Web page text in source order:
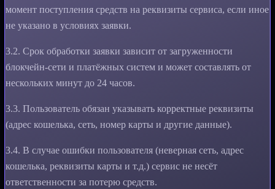
момент поступления средств на реквизиты сервиса, если иное
не указано в условиях заявки.
3.2. Срок обработки заявки зависит от загруженности
блокчейн-сети и платёжных систем и может составлять от
нескольких минут до 24 часов.
3.3. Пользователь обязан указывать корректные реквизиты
(адрес кошелька, сеть, номер карты и другие данные).
3.4. В случае ошибки пользователя (неверная сеть, адрес
кошелька, реквизиты карты и т.д.) сервис не несёт
ответственности за потерю средств.